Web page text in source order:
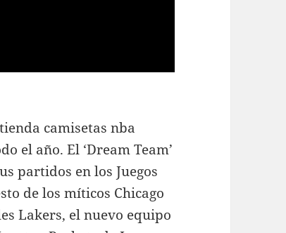
camisetas nba
el año. El ‘Dream Team’
partidos en los Juegos
de los míticos Chicago
Lakers, el nuevo equipo